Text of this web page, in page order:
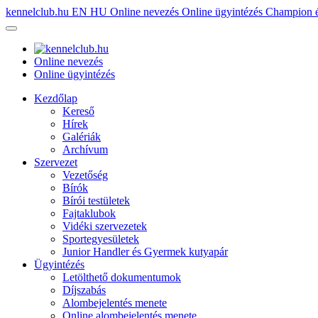
kennelclub.hu EN HU Online nevezés Online ügyintézés Champion
Online nevezés
Online ügyintézés
Kezdőlap
Kereső
Hírek
Galériák
Archívum
Szervezet
Vezetőség
Bírók
Bírói testületek
Fajtaklubok
Vidéki szervezetek
Sportegyesületek
Junior Handler és Gyermek kutyapár
Ügyintézés
Letölthető dokumentumok
Díjszabás
Alombejelentés menete
Online alombejelentés menete